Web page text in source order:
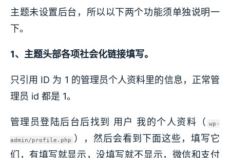
主题未设置后台，所以以下两个功能须单独说明一
下。
1、主题头部各项社会化链接填写。
只引用 ID 为 1 的管理员个人资料里的信息，正常管
理员 id 都是 1。
管理员登陆后台后找到 用户 我的个人资料（ wp-
admin/profile.php ），然后会看到下面这些，填写它
们，有填写就显示，没填写就不显示，微信和支付